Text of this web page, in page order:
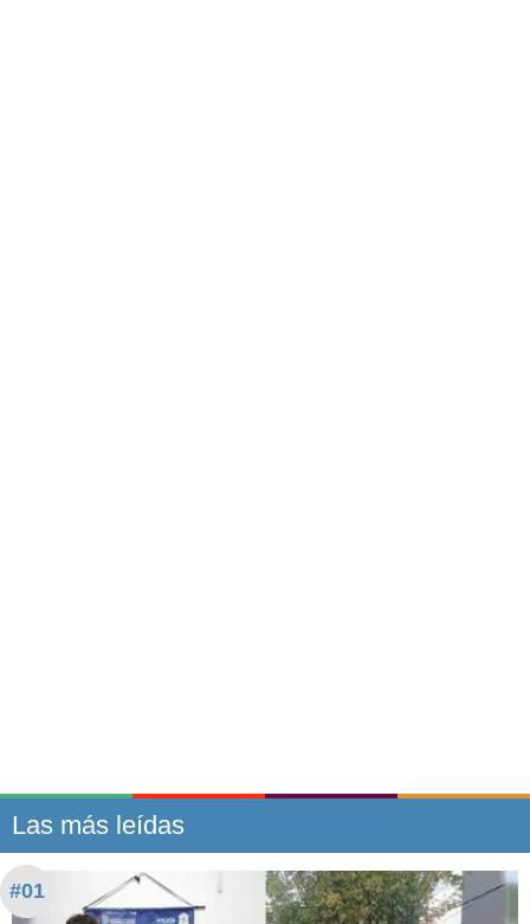
Las más leídas
#01